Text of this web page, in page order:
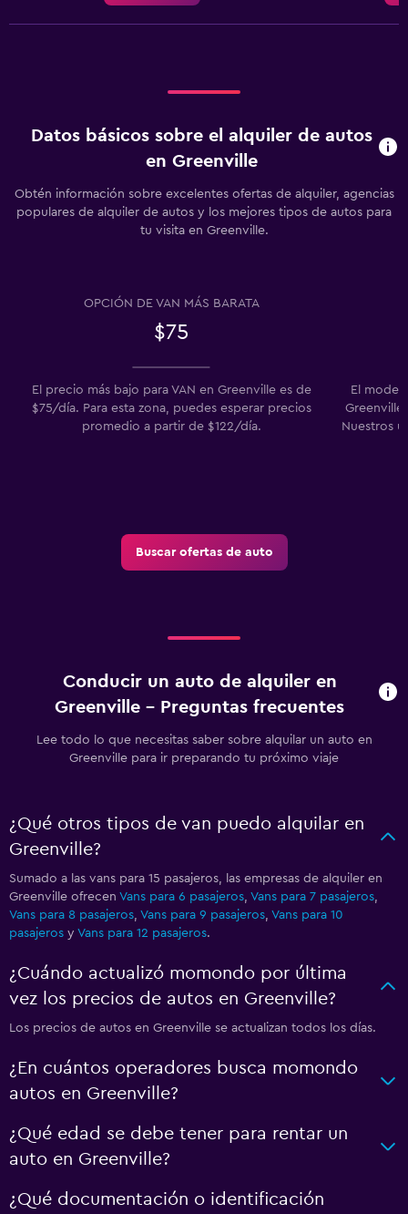
Datos básicos sobre el alquiler de autos
en Greenville
Obtén información sobre excelentes ofertas de alquiler, agencias
populares de alquiler de autos y los mejores tipos de autos para
tu visita en Greenville.
OPCIÓN DE VAN MÁS BARATA
$75
El precio más bajo para VAN en Greenville es de
$75/día. Para esta zona, puedes esperar precios
promedio a partir de $122/día.
El
Greenville
Nuestros
Buscar ofertas de auto
Conducir un auto de alquiler en
Greenville - Preguntas frecuentes
Lee todo lo que necesitas saber sobre alquilar un auto en
Greenville para ir preparando tu próximo viaje
¿Qué otros tipos de van puedo alquilar en
Greenville?
Sumado a las vans para 15 pasajeros, las empresas de alquiler en
Greenville ofrecen Vans para 6 pasajeros Vans para 7 pasajeros
Vans para 8 pasajeros Vans para 9 pasajeros Vans para 10
pasajeros y Vans para 12 pasajeros.
¿Cuándo actualizó momondo por última
vez los precios de autos en Greenville?
Los precios de autos en Greenville se actualizan todos los días.
¿En cuántos operadores busca momondo
autos en Greenville?
¿Qué edad se debe tener para rentar un
auto en Greenville?
¿Qué documentación o identificación